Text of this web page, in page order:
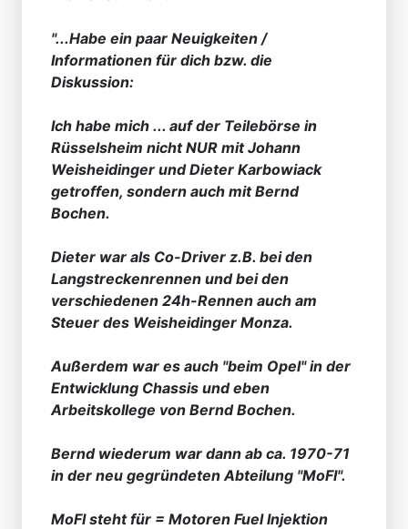
"...Habe ein paar Neuigkeiten /
Informationen für dich bzw. die
Diskussion:
Ich habe mich ... auf der Teilebörse in
Rüsselsheim nicht NUR mit Johann
Weisheidinger und Dieter Karbowiack
getroffen, sondern auch mit Bernd
Bochen.
Dieter war als Co-Driver z.B. bei den
Langstreckenrennen und bei den
verschiedenen 24h-Rennen auch am
Steuer des Weisheidinger Monza.
Außerdem war es auch "beim Opel" in der
Entwicklung Chassis und eben
Arbeitskollege von Bernd Bochen.
Bernd wiederum war dann ab ca. 1970-71
in der neu gegründeten Abteilung "MoFI".
MoFI steht für = Motoren Fuel Injektion